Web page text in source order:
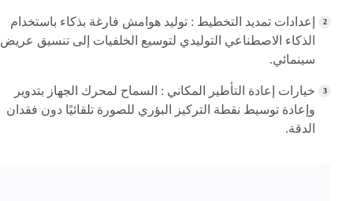
إعدادات تمديد التخطيط : توليد هوامش فارغة بذكاء باستخدام
الذكاء الاصطناعي التوليدي لتوسيع الخلفيات إلى تنسيق عريض
سينمائي.
خيارات إعادة التأطير المكاني : السماح لمحرك الجهاز بتدوير
وإعادة توسيط نقطة التركيز البؤري للصورة تلقائيًا دون فقدان
الدقة.